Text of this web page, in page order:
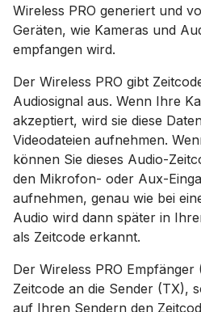
Wireless PRO generiert und
Geräten, wie Kameras und
empfangen wird.
Der Wireless PRO gibt
Audiosignal aus. Wenn Ihre
akzeptiert, wird sie diese
Videodateien aufnehmen.
können Sie dieses Audio-
den Mikrofon- oder Aux-
aufnehmen, genau wie bei
Audio wird dann später in
als Zeitcode erkannt.
Der Wireless PRO
Zeitcode an die Sender (TX),
auf Ihren Sendern den